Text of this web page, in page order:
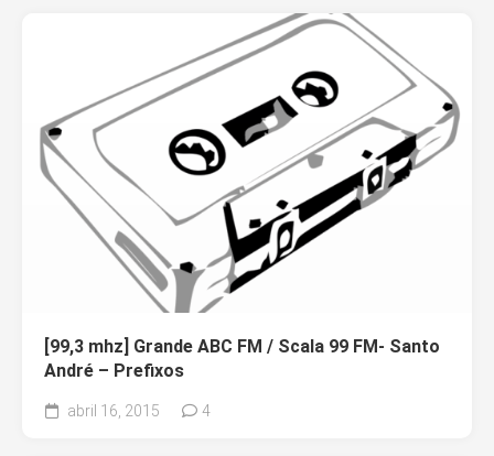
[99,3 mhz] Grande ABC FM / Scala 99 FM- Santo
André – Prefixos
abril 16, 2015 4